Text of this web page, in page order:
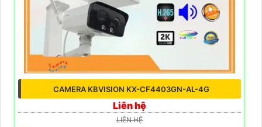
CAMERA KBVISION KX-CF4403GN-AL-4G
Liên hệ
LIÊN HỆ